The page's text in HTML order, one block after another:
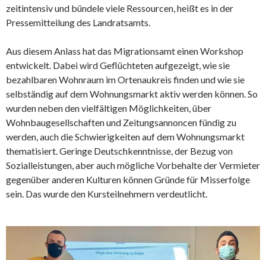
zeitintensiv und bündele viele Ressourcen, heißt es in der
Pressemitteilung des Landratsamts.
Aus diesem Anlass hat das Migrationsamt einen Workshop
entwickelt. Dabei wird Geflüchteten aufgezeigt, wie sie
bezahlbaren Wohnraum im Ortenaukreis finden und wie sie
selbständig auf dem Wohnungsmarkt aktiv werden können. So
wurden neben den vielfältigen Möglichkeiten, über
Wohnbaugesellschaften und Zeitungsannoncen fündig zu
werden, auch die Schwierigkeiten auf dem Wohnungsmarkt
thematisiert. Geringe Deutschkenntnisse, der Bezug von
Sozialleistungen, aber auch mögliche Vorbehalte der Vermieter
gegenüber anderen Kulturen können Gründe für Misserfolge
sein. Das wurde den Kursteilnehmern verdeutlicht.